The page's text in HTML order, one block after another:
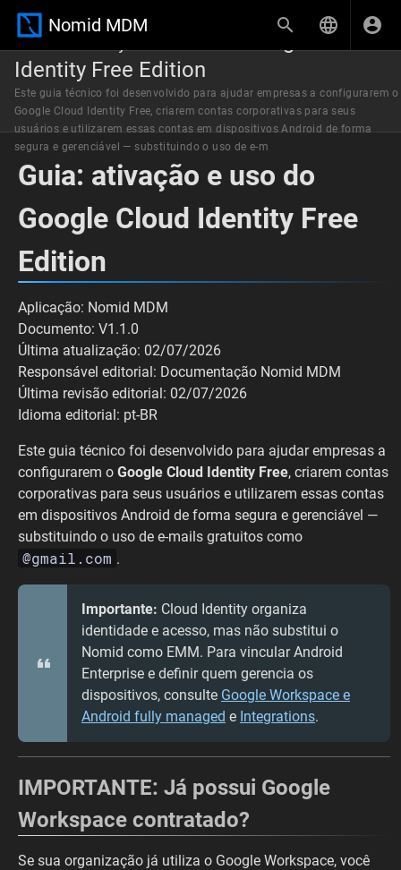
Nomid MDM
Guia: ativação e uso do Google Cloud
Identity Free Edition
Este guia técnico foi desenvolvido para ajudar empresas a configurarem o
Google Cloud Identity Free, criarem contas corporativas para seus
usuários e utilizarem essas contas em dispositivos Android de forma
segura e gerenciável — substituindo o uso de e-m
Guia: ativação e uso do
Google Cloud Identity Free
Edition
Aplicação: Nomid MDM
Documento: V1.1.0
Última atualização: 02/07/2026
Responsável editorial: Documentação Nomid MDM
Última revisão editorial: 02/07/2026
Idioma editorial: pt-BR
Este guia técnico foi desenvolvido para ajudar empresas a
configurarem o Google Cloud Identity Free, criarem contas
corporativas para seus usuários e utilizarem essas contas
em dispositivos Android de forma segura e gerenciável —
substituindo o uso de e-mails gratuitos como
@gmail.com .
Importante: Cloud Identity organiza
identidade e acesso, mas não substitui o
Nomid como EMM. Para vincular Android
Enterprise e definir quem gerencia os
dispositivos, consulte Google Workspace e
Android fully managed e Integrations.
IMPORTANTE: Já possui Google
Workspace contratado?
Se sua organização já utiliza o Google Workspace, você